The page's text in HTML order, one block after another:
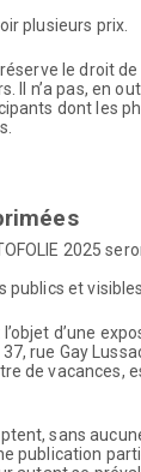
plusieurs prix.
le droit
Il n’a pas, en
dont les
2025
publics et
d’une
rue Gay
de vacances,
sans
publication